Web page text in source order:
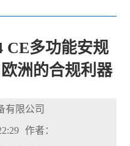
CE多功能安规
洲的合规利器
有限公司
作者：